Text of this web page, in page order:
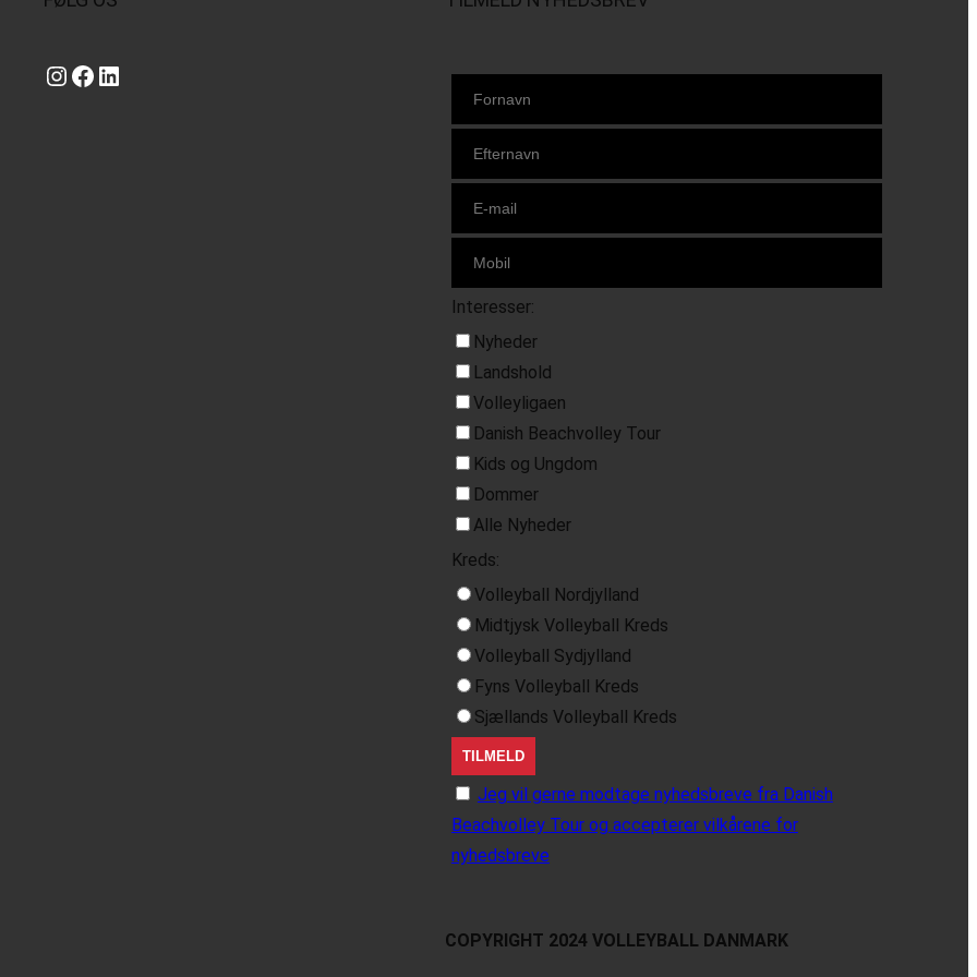
Instagram https://www.facebook.com/danishbeachvolleytour LinkedIn
Interesser:
Nyheder
Landshold
Volleyligaen
Danish Beachvolley Tour
Kids og Ungdom
Dommer
Alle Nyheder
Kreds:
Volleyball Nordjylland
Midtjysk Volleyball Kreds
Volleyball Sydjylland
Fyns Volleyball Kreds
Sjællands Volleyball Kreds
Jeg vil gerne modtage nyhedsbreve fra Danish
Beachvolley Tour og accepterer vilkårene for
nyhedsbreve
COPYRIGHT 2024 VOLLEYBALL DANMARK